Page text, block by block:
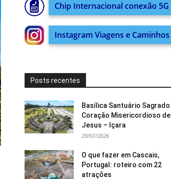
Chip Internacional conexão 5G
Instagram Viagens e Caminhos
Posts recentes
Basílica Santuário Sagrado
Coração Misericordioso de
Jesus – Içara
29/07/2026
O que fazer em Cascais,
Portugal: roteiro com 22
atrações